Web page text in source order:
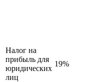
Налог на
прибыль для
юридических
лиц
19%